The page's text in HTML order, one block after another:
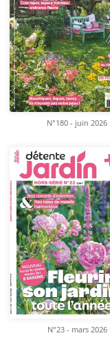
N°180 - juin 2026
N°23 - mars 2026